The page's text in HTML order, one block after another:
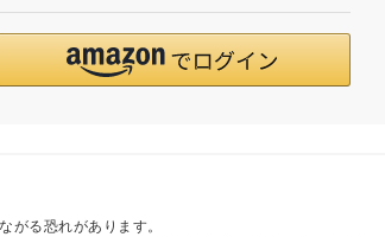
がる恐れがあります。